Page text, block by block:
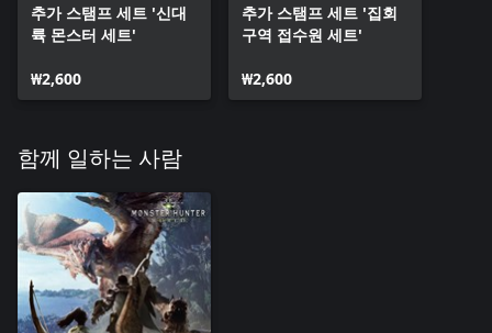
추가 스탬프 세트 '신대
륙 몬스터 세트'
₩2,600
추가 스탬프 세트 '집회
구역 접수원 세트'
₩2,600
함께 일하는 사람